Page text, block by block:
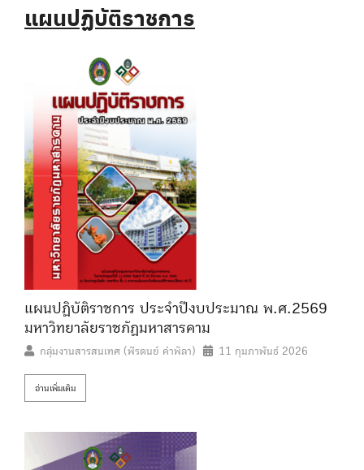
แผนปฏิบัติราชการ
แผนปฏิบัติราชการ ประจำปีงบประมาณ พ.ศ.2569
มหาวิทยาลัยราชภัฏมหาสารคาม
กลุ่มงานสารสนเทศ (พีรดนย์ คำพิลา) 11 กุมภาพันธ์ 2026
อ่านเพิ่มเติม